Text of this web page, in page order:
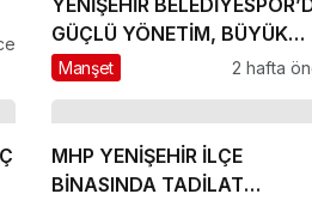
YENİŞEHİR
GÜÇLÜ YÖNETİM, BÜYÜK
HEDEFLER
Manşet 2 hafta
MHP YENİŞEHİR İLÇE
BİNASINDA TADİLAT